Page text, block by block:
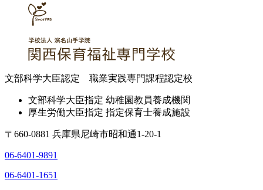
文部科学大臣認定 職業実践専門課程認定校
文部科学大臣指定 幼稚園教員養成機関
厚生労働大臣指定 指定保育士養成施設
〒660-0881 兵庫県尼崎市昭和通1-20-1
06-6401-9891
06-6401-1651